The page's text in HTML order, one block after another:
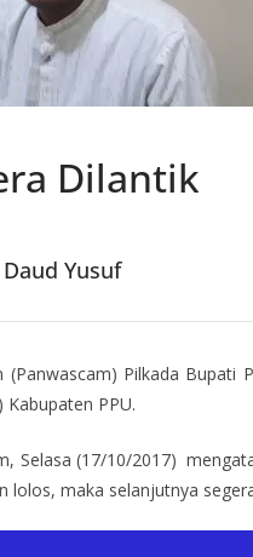
Dilantik
Daud Yusuf
Pilkada
PPU.
Selasa (17/10/2017)
lolos, maka selanjutnya